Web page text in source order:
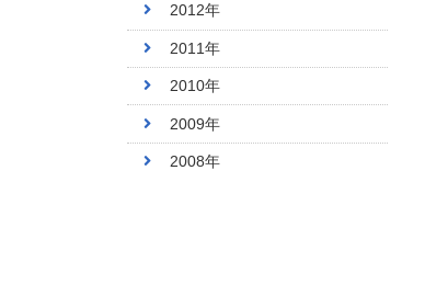
2012年
2011年
2010年
2009年
2008年